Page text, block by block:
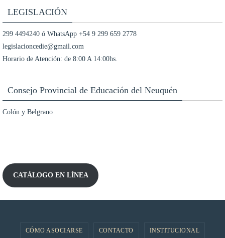
LEGISLACIÓN
299 4494240 ó WhatsApp +54 9 299 659 2778
legislacioncedie@gmail.com
Horario de Atención: de 8:00 A 14:00hs.
Consejo Provincial de Educación del Neuquén
Colón y Belgrano
CATÁLOGO EN LÍNEA
CÓMO ASOCIARSE CONTACTO INSTITUCIONAL